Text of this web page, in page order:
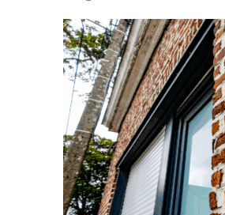
06 août 2026Consulter l'article
Météo : Le mercure
les 25°C à la faveur
partagé